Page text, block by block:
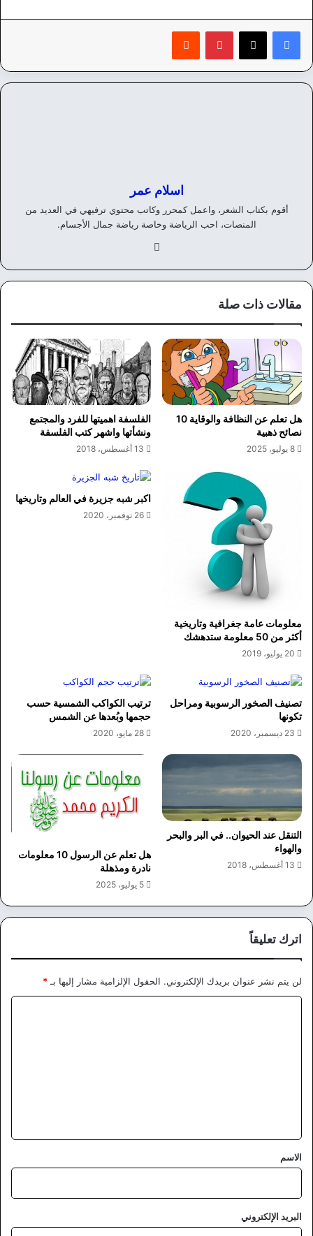
بينتيريست
اسلام عمر
أقوم بكتاب الشعر، واعمل كمحرر وكاتب محتوي ترفيهي في العديد من
المنصات، احب الرياضة وخاصة رياضة جمال الأجسام.
وك
مقالات ذات صلة
هل تعلم عن النظافة والوقاية 10
نصائح ذهبية
8 يوليو، 2025
الفلسفة اهميتها للفرد والمجتمع
ونشأتها واشهر كتب الفلسفة
13 أغسطس، 2018
معلومات عامة جغرافية وتاريخية
أكثر من 50 معلومة ستدهشك
20 يوليو، 2019
اكبر شبه جزيرة في العالم وتاريخها
26 نوفمبر، 2020
تصنيف الصخور الرسوبية ومراحل
تكونها
23 ديسمبر، 2020
ترتيب الكواكب الشمسية حسب
حجمها وبُعدها عن الشمس
28 مايو، 2020
التنقل عند الحيوان.. في البر والبحر
والهواء
13 أغسطس، 2018
هل تعلم عن الرسول 10 معلومات
نادرة ومذهلة
5 يوليو، 2025
اترك تعليقاً
لن يتم نشر عنوان بريدك الإلكتروني. الحقول الإلزامية مشار إليها بـ *
*
الاسم
البريد الإلكتروني